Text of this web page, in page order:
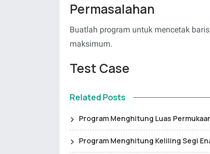
Permasalahan
Buatlah program untuk mencetak
maksimum.
Test Case
Related Posts
Program Menghitung Luas
Program Menghitung Keliling Segi